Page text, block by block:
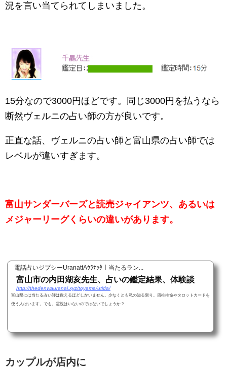
況を言い当てられてしまいました。
15分なので3000円ほどです。同じ3000円を払うなら
断然ヴェルニの占い師の方が良いです。
正直な話、ヴェルニの占い師と富山県の占い師では
レベルが違いすぎます。
富山サンダーバーズと読売ジャイアンツ、あるいは
メジャーリーグくらいの違いがあります。
電話占いジプシーUranattAｳﾗﾅｯﾀ｜当たるラン...
富山市の内田湖亥先生、占いの鑑定結果、体験談
http://thedenwauranai.xyz/toyama/utida/
富山県には当たる占い師は数えるほどしかいません。少なくとも私の知る限り。四柱推命やタロットカードを
使う人はいます。でも、霊視はいないのではないでしょうか？
カップルが店内に